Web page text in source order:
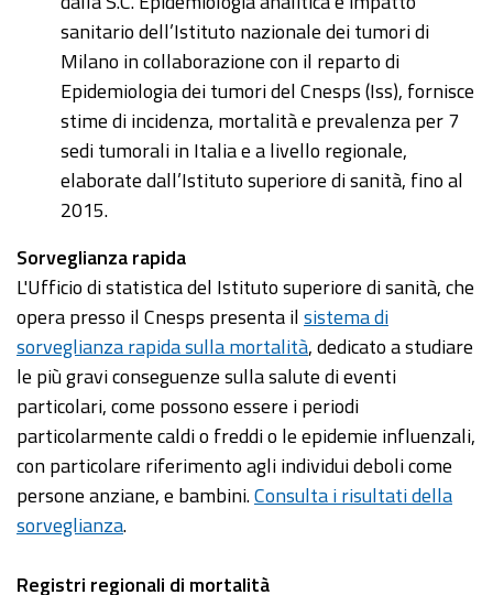
sanitario dell’Istituto nazionale dei tumori di
Milano in collaborazione con il reparto di
Epidemiologia dei tumori del Cnesps (Iss), fornisce
stime di incidenza, mortalità e prevalenza per 7
sedi tumorali in Italia e a livello regionale,
elaborate dall’Istituto superiore di sanità, fino al
2015.
Sorveglianza rapida
L'Ufficio di statistica del Istituto superiore di sanità, che
opera presso il Cnesps presenta ilsistema di
sorveglianza rapida sulla mortalità, dedicato a studiare
le più gravi conseguenze sulla salute di eventi
particolari, come possono essere i periodi
particolarmente caldi o freddi o le epidemie influenzali,
con particolare riferimento agli individui deboli come
persone anziane, e bambini.Consulta i risultati della
sorveglianza.
Registri regionali di mortalità